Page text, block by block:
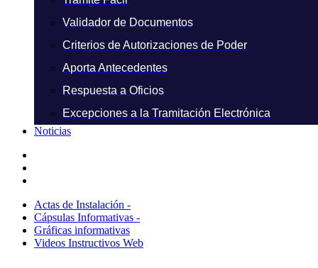
Validador de Documentos
Criterios de Autorizaciones de Poder
Aporta Antecedentes
Respuesta a Oficios
Excepciones a la Tramitación Electrónica
Noticias
Actas de Instalación -
Cápsulas Informativas -
Gráficas informativas
Videos Instructivos Web